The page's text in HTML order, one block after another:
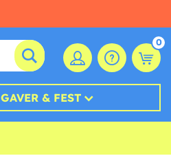
0
GAVER & FEST